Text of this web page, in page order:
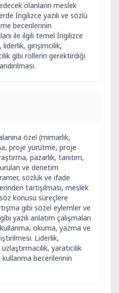
olanların meslek
İngilizce yazılı ve sözlü
becerilerinin
ile ilgili temel İngilizce
girişimcilik,
gibi rollerin gerektirdiği
özel (mimarlık,
proje yürütme, proje
pazarlık, tanıtım,
ve denetim
sözlük ve ifade
tartışılması, meslek
konusu süreçlere
gibi sözel eylemler ve
yazılı anlatım çalışmaları
okuma, yazma ve
Liderlik,
yaratıcılık
becerilerinin